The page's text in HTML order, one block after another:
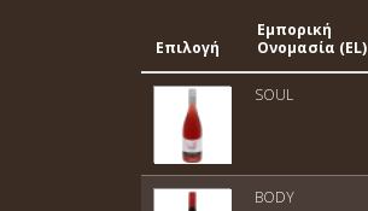
Επιλογή
Εμπορική
Ονομασία (EL)
SOUL
BODY